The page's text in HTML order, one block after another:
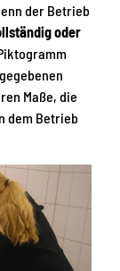
der Betrieb
oder
Maße, die
dem Betrieb